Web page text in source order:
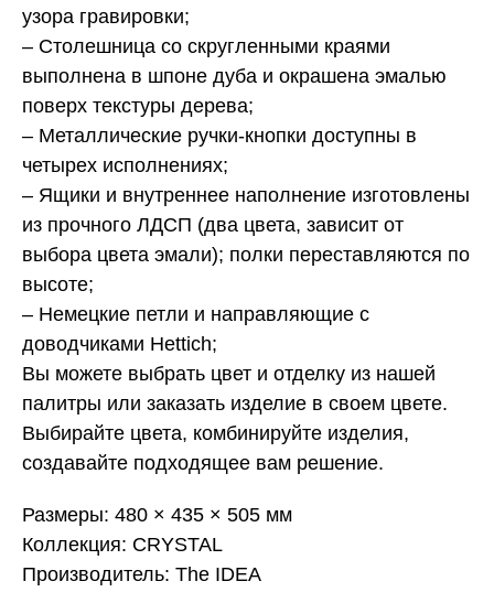
узора гравировки;
– Столешница со скругленными краями
выполнена в шпоне дуба и окрашена эмалью
поверх текстуры дерева;
– Металлические ручки-кнопки доступны в
четырех исполнениях;
– Ящики и внутреннее наполнение изготовлены
из прочного ЛДСП (два цвета, зависит от
выбора цвета эмали); полки переставляются по
высоте;
– Немецкие петли и направляющие с
доводчиками Hettich;
Вы можете выбрать цвет и отделку из нашей
палитры или заказать изделие в своем цвете.
Выбирайте цвета, комбинируйте изделия,
создавайте подходящее вам решение.
Размеры: 480 × 435 × 505 мм
Коллекция: CRYSTAL
Производитель: The IDEA